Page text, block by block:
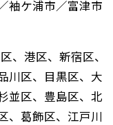
袖ケ浦市／富津市
、港区、新宿区、
川区、目黒区、大
並区、豊島区、北
、葛飾区、江戸川